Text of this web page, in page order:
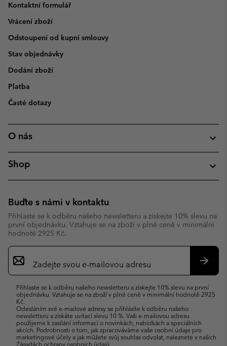
Kontaktní formulář
Vrácení zboží
Odstoupení od kupní smlouvy
Stav objednávky
Dodání zboží
Platba
Časté dotazy
O nás
Shop
Buďte s námi v kontaktu
Přihlaste se k odběru našeho newsletteru a získejte 10% slevu na
první objednávku. Vztahuje se na zboží v plné ceně v minimální
hodnotě 2925 Kč.
Přihlášení
odběru
mailů
Přihlaste se k odběru našeho newsletteru a získejte 10% slevu na první
objednávku. Vztahuje se na zboží v plné ceně v minimální hodnotě 2925
Kč.
Odesláním své e-mailové adresy se přihlásíte k odběru našeho
newsletteru a získáte uvítací slevu 10 %. Vaši e-mailovou adresu
použijeme k zasílání informací o novinkách, nabídkách a speciálních
akcích. Podrobnosti o tom, jak zpracováváme vaše osobní údaje pro
marketingové účely a jak můžete svůj souhlas odvolat, naleznete v našich
Zásadách ochrany osobních údajů